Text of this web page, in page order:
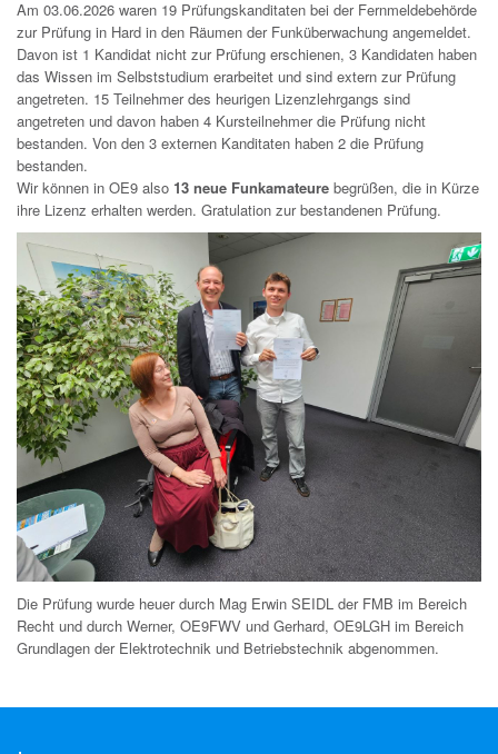
Am 03.06.2026 waren 19 Prüfungskanditaten bei der Fernmeldebehörde
zur Prüfung in Hard in den Räumen der Funküberwachung angemeldet.
Davon ist 1 Kandidat nicht zur Prüfung erschienen, 3 Kandidaten haben
das Wissen im Selbststudium erarbeitet und sind extern zur Prüfung
angetreten. 15 Teilnehmer des heurigen Lizenzlehrgangs sind
angetreten und davon haben 4 Kursteilnehmer die Prüfung nicht
bestanden. Von den 3 externen Kanditaten haben 2 die Prüfung
bestanden.
Wir können in OE9 also 13 neue Funkamateure begrüßen, die in Kürze
ihre Lizenz erhalten werden. Gratulation zur bestandenen Prüfung.
Die Prüfung wurde heuer durch Mag Erwin SEIDL der FMB im Bereich
Recht und durch Werner, OE9FWV und Gerhard, OE9LGH im Bereich
Grundlagen der Elektrotechnik und Betriebstechnik abgenommen.